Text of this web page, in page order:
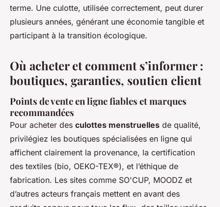
terme. Une culotte, utilisée correctement, peut durer
plusieurs années, générant une économie tangible et
participant à la transition écologique.
Où acheter et comment s’informer :
boutiques, garanties, soutien client
Points de vente en ligne fiables et marques
recommandées
Pour acheter des culottes menstruelles de qualité,
privilégiez les boutiques spécialisées en ligne qui
affichent clairement la provenance, la certification
des textiles (bio, OEKO-TEX®), et l’éthique de
fabrication. Les sites comme SO'CUP, MOODZ et
d’autres acteurs français mettent en avant des